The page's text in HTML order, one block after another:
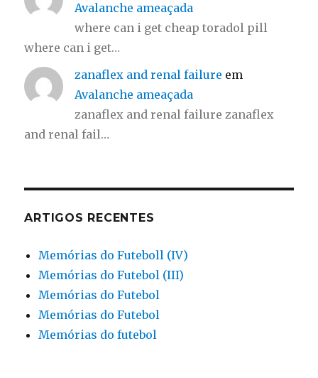
Avalanche ameaçada
where can i get cheap toradol pill
where can i get…
zanaflex and renal failure em
Avalanche ameaçada
zanaflex and renal failure zanaflex
and renal fail…
ARTIGOS RECENTES
Memórias do Futeboll (IV)
Memórias do Futebol (III)
Memórias do Futebol
Memórias do Futebol
Memórias do futebol